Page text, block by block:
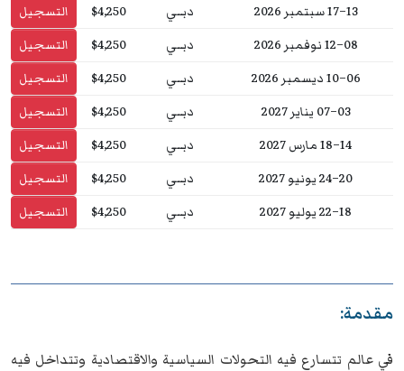
13–17 سبتمبر 2026
دبــي $4,250
التسجيل
08–12 نوفمبر 2026
دبــي $4,250
التسجيل
06–10 ديسمبر 2026
دبــي $4,250
التسجيل
03–07 يناير 2027
دبــي $4,250
التسجيل
14–18 مارس 2027
دبــي $4,250
التسجيل
20–24 يونيو 2027
دبــي $4,250
التسجيل
18–22 يوليو 2027
دبــي $4,250 التسجيل
مقدمة:
في عالم تتسارع فيه التحولات السياسية والاقتصادية وتتداخل فيه